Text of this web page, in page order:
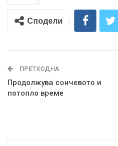
Сподели
ПРЕТХОДНА
Продолжува сончевото и
потопло време